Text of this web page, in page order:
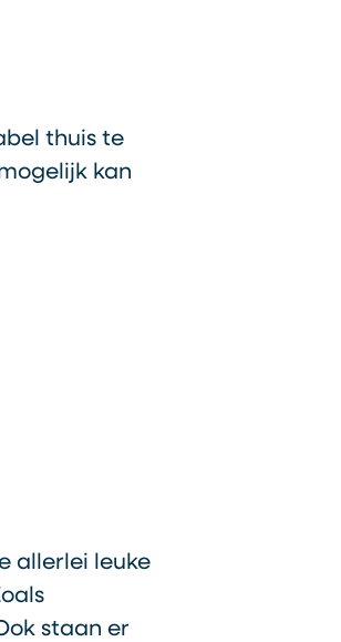
thuis te
kan
allerlei leuke
staan er